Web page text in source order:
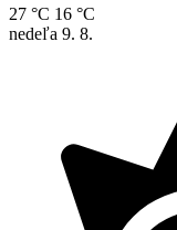
27 °C 16 °C
nedeľa 9. 8.